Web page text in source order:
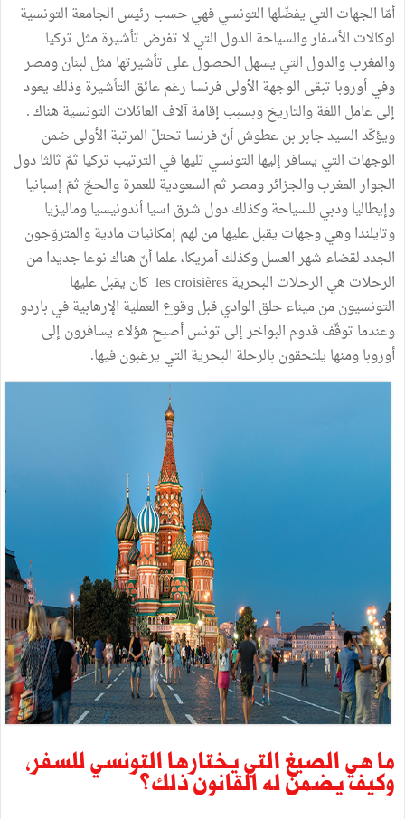
أمّا الجهات التي يفضّلها التونسي فهي حسب رئيس الجامعة التونسية
لوكالات الأسفار والسياحة الدول التي لا تفرض تأشيرة مثل تركيا
والمغرب والدول التي يسهل الحصول على تأشيرتها مثل لبنان ومصر
وفي أوروبا تبقى الوجهة الأولى فرنسا رغم عائق التأشيرة وذلك يعود
إلى عامل اللغة والتاريخ وبسبب إقامة آلاف العائلات التونسية هناك .
ويؤكّد السيد جابر بن عطوش أنّ فرنسا تحتلّ المرتبة الأولى ضمن
الوجهات التي يسافر إليها التونسي تليها في الترتيب تركيا ثمّ ثالثا دول
الجوار المغرب والجزائر ومصر ثم السعودية للعمرة والحجّ ثمّ إسبانيا
وإيطاليا ودبي للسياحة وكذلك دول شرق آسيا أندونيسيا وماليزيا
وتايلندا وهي وجهات يقبل عليها من لهم إمكانيات مادية والمتزوّجون
الجدد لقضاء شهر العسل وكذلك أمريكا، علما أنّ هناك نوعا جديدا من
الرحلات هي الرحلات البحرية les croisières كان يقبل عليها
التونسيون من ميناء حلق الوادي قبل وقوع العملية الإرهابية في باردو
وعندما توقّف قدوم البواخر إلى تونس أصبح هؤلاء يسافرون إلى
أوروبا ومنها يلتحقون بالرحلة البحرية التي يرغبون فيها.
ما هي الصيغ التي يختارها التونسي للسفر،
وكيف يضمن له القانون ذلك؟